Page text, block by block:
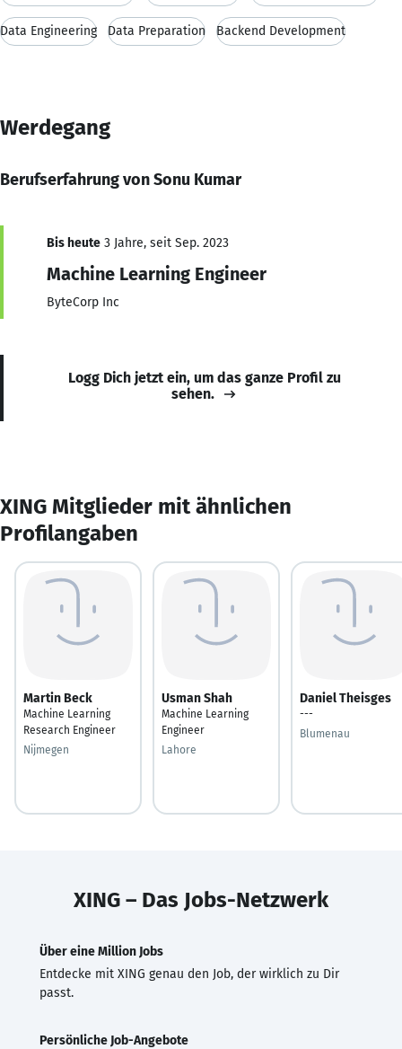
Data Engineering Data Preparation Backend Development
Werdegang
Berufserfahrung von Sonu Kumar
Bis heute 3 Jahre, seit Sep. 2023
Machine Learning Engineer
ByteCorp Inc
Logg Dich jetzt ein, um das ganze Profil zu
sehen.
XING Mitglieder mit ähnlichen
Profilangaben
Martin Beck
Machine Learning
Research Engineer
Nijmegen
Usman Shah
Machine Learning
Engineer
Lahore
Daniel Theisges
---
Blumenau
XING – Das Jobs-Netzwerk
Über eine Million Jobs
Entdecke mit XING genau den Job, der wirklich zu Dir
passt.
Persönliche Job-Angebote